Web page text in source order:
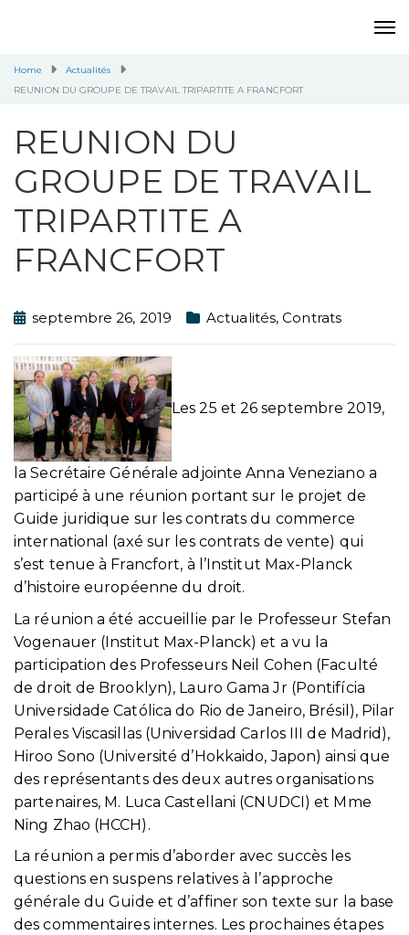
Home
Actualités
REUNION DU GROUPE DE TRAVAIL TRIPARTITE A FRANCFORT
REUNION DU
GROUPE DE TRAVAIL
TRIPARTITE A
FRANCFORT
septembre 26, 2019 Actualités,Contrats
Les 25 et 26 septembre 2019,
la Secrétaire Générale adjointe Anna Veneziano a
participé à une réunion portant sur le projet de
Guide juridique sur les contrats du commerce
international (axé sur les contrats de vente) qui
s’est tenue à Francfort, à l’Institut Max-Planck
d’histoire européenne du droit.
La réunion a été accueillie par le Professeur Stefan
Vogenauer (Institut Max-Planck) et a vu la
participation des Professeurs Neil Cohen (Faculté
de droit de Brooklyn), Lauro Gama Jr (Pontifícia
Universidade Católica do Rio de Janeiro, Brésil), Pilar
Perales Viscasillas (Universidad Carlos III de Madrid),
Hiroo Sono (Université d’Hokkaido, Japon) ainsi que
des représentants des deux autres organisations
partenaires, M. Luca Castellani (CNUDCI) et Mme
Ning Zhao (HCCH).
La réunion a permis d’aborder avec succès les
questions en suspens relatives à l’approche
générale du Guide et d’affiner son texte sur la base
des commentaires internes. Les prochaines étapes